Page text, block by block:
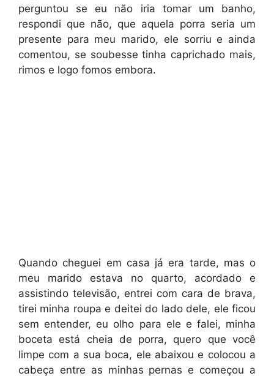
perguntou se eu não iria tomar um banho,
respondi que não, que aquela porra seria um
presente para meu marido, ele sorriu e ainda
comentou, se soubesse tinha caprichado mais,
rimos e logo fomos embora.
Quando cheguei em casa já era tarde, mas o
meu marido estava no quarto, acordado e
assistindo televisão, entrei com cara de brava,
tirei minha roupa e deitei do lado dele, ele ficou
sem entender, eu olho para ele e falei, minha
boceta está cheia de porra, quero que você
limpe com a sua boca, ele abaixou e colocou a
cabeça entre as minhas pernas e começou a